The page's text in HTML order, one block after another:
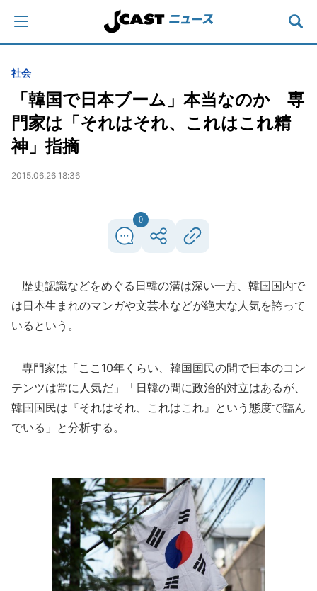
社会
「韓国で日本ブーム」本当なのか 専
門家は「それはそれ、これはこれ精
神」指摘
2015.06.26 18:36
0
歴史認識などをめぐる日韓の溝は深い一方、韓国国内で
は日本生まれのマンガや文芸本などが絶大な人気を誇って
いるという。
専門家は「ここ10年くらい、韓国国民の間で日本のコン
テンツは常に人気だ」「日韓の間に政治的対立はあるが、
韓国国民は『それはそれ、これはこれ』という態度で臨ん
でいる」と分析する。